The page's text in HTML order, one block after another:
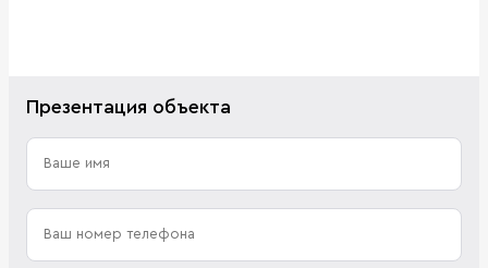
Презентация объекта